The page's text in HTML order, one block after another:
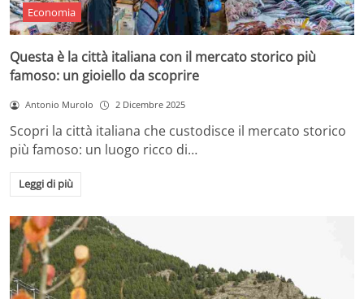
Economia
Questa è la città italiana con il mercato storico più
famoso: un gioiello da scoprire
Antonio Murolo 2 Dicembre 2025
Scopri la città italiana che custodisce il mercato storico
più famoso: un luogo ricco di…
Leggi di più